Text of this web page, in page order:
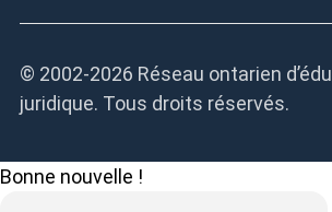
© 2002-2026 Réseau ontarien
juridique. Tous droits réservés.
Bonne nouvelle !